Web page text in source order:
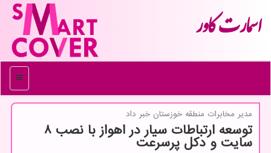
اسمارت كاور
منو
مدیر مخابرات منطقه خوزستان خبر داد
توسعه ارتباطات سیار در اهواز با نصب 8
سایت و دکل پرسرعت